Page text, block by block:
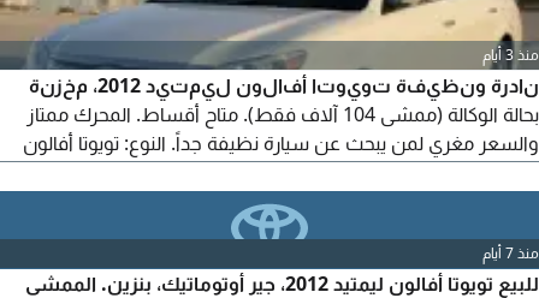
منذ 3 أيام
نادرة ونظيفة تويوتا أفالون ليمتيد 2012، مخزنة
بحالة الوكالة (ممشى 104 آلاف فقط). متاح أقساط. المحرك ممتاز
والسعر مغري لمن يبحث عن سيارة نظيفة جداً. النوع: تويوتا أفالون
العداد: 104 آلاف كم فقط (مخزنة)، الوقود: بنزين، ناقل الحركة: جير
أوتوماتيك، اللون الخارجي: لؤلؤي مميز، اللون الداخلي: بيج (الداخلية
جديدة). للتواصل...
منذ 7 أيام
للبيع تويوتا أفالون ليمتيد 2012، جير أوتوماتيك، بنزين. الممشى